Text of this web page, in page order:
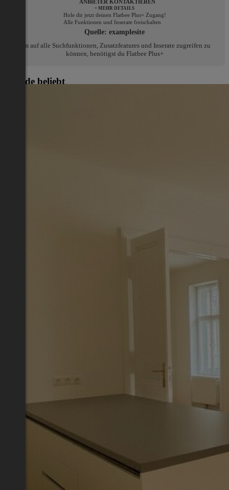
ANBIETER KONTAKTIEREN
+ MEHR DETAILS
Hole dir jetzt deinen Flatbee Plus+ Zugang!
Alle Funktionen und Inserate freischalten
Quelle: examplesite
Um auf alle Suchfunktionen, Zusatzfeatures und Inserate zugreifen zu
können, benötigst du Flatbee Plus+
Gerade beliebt